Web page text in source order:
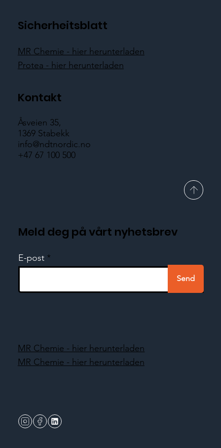
Sicherheitsblatt
MR Chemie - hier herunterladen
Protea - hier herunterladen
Kontakt
Åsveien 35,
1369 Stabekk
info@ndtnordic.no
+47 67 100 500
Meld deg på vårt nyhetsbrev
E-post
Send
MR Chemie - hier herunterladen
MR Chemie - hier herunterladen